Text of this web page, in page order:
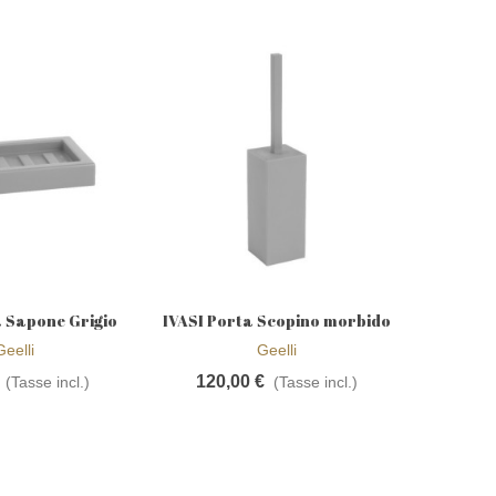
alla wishlist
Sapone Grigio
Geelli
(Tasse incl.)
Aggiungi alla wishlist
IVASI Porta Scopino morbido
da Appoggio Grigio Luce,
Geelli
120,00 € (Tasse incl.)